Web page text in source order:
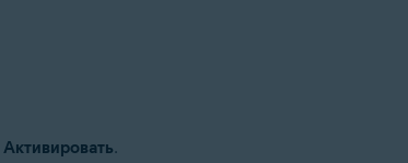
Активировать.